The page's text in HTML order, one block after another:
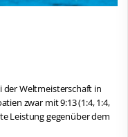
der Weltmeisterschaft in
zwar mit 9:13 (1:4, 1:4,
Leistung gegenüber dem